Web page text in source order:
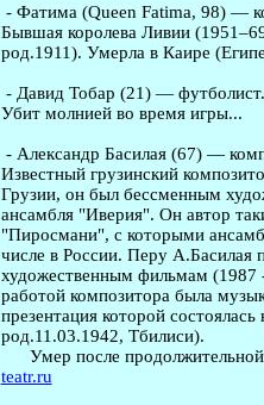
- Фатима (Queen Fatima, 98) —
Бывшая королева Ливии
род.1911). Умерла в Каире
- Давид Тобар (21) —
Убит молнией во время игры...
- Александр Басилая(67) —
Известный грузинский
Грузии, он был бессменным
ансамбля "Иверия". Он автор
"Пиросмани", с которыми
числе в России. Перу А.Басилая
художественным фильмам (1987
работой композитора была
презентация которой
род.11.03.1942, Тбилиси).
Умер после продолжительной
teatr.ru